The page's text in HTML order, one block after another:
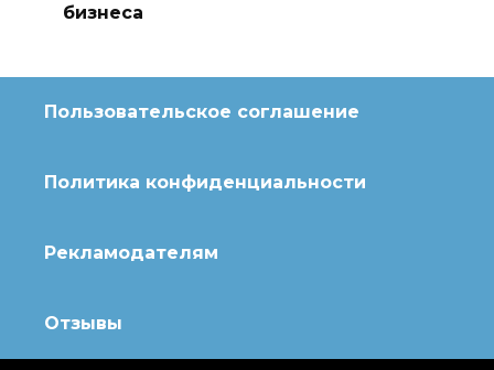
бизнеса
Пользовательское соглашение
Политика конфиденциальности
Рекламодателям
Отзывы